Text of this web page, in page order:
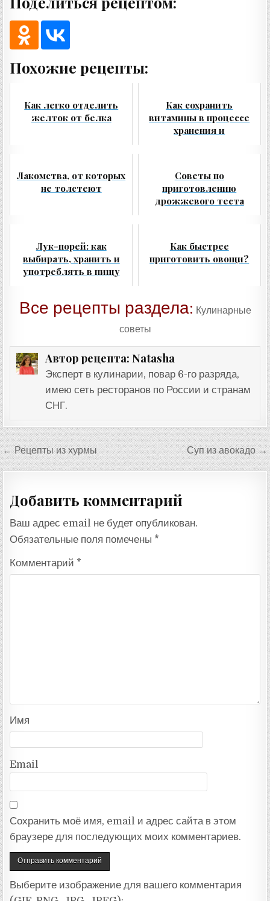
Похожие рецепты:
Как легко отделить
желток от белка
Как сохранить
витамины в процессе
хранения и
Лакомства, от которых
не толстеют
Советы по
приготовлению
дрожжевого теста
Лук-порей: как
выбирать, хранить и
употреблять в пищу
Как быстрее
приготовить овощи?
Все рецепты раздела: Кулинарные
советы
Автор рецепта: Natasha
Эксперт в кулинарии, повар 6-го разряда,
имею сеть ресторанов по России и странам
СНГ.
Навигация
по
← Рецепты из хурмы Суп из авокадо →
Добавить комментарий
Ваш адрес email не будет опубликован.
Обязательные поля помечены *
Комментарий *
Имя
Email
Сохранить моё имя, email и адрес сайта в этом
браузере для последующих моих комментариев.
Выберите изображение для вашего комментария